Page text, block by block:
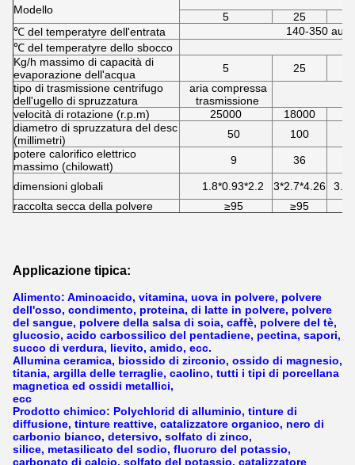
Modello
5 25
℃ del temperatyre dell'entrata
140-350
℃ del temperatyre dello sbocco
Kg/h massimo di capacità di
evaporazione dell'acqua
5 25
tipo di trasmissione centrifugo
dell'ugello di spruzzatura
aria compressa
trasmissione
velocità di rotazione (r.p.m)
25000 18000
diametro di spruzzatura del desc
(millimetri)
50 100
potere calorifico elettrico
massimo (chilowatt)
9 36
dimensioni globali 1.8*0.93*2.2 3*2.7*4.26
raccolta secca della polvere
≥95 ≥95
Applicazione tipica:
Alimento: Aminoacido, vitamina, uova in polvere, polvere
dell'osso, condimento, proteina, di latte in polvere, polvere
del sangue, polvere della salsa di soia, caffè, polvere del tè,
glucosio, acido carbossilico del pentadiene, pectina, sapori,
succo di verdura, lievito, amido, ecc.
Allumina ceramica, biossido di zirconio, ossido di magnesio,
titania, argilla delle terraglie, caolino, tutti i tipi di porcellana
magnetica ed ossidi metallici,
ecc
Prodotto chimico: Polychlorid di alluminio, tinture di
diffusione, tinture reattive, catalizzatore organico, nero di
carbonio bianco, detersivo, solfato di zinco,
silice, metasilicato del sodio, fluoruro del potassio,
carbonato di calcio, solfato del potassio, catalizzatore